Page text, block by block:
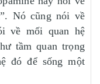
Nó cũng nói về
về mối quan hệ
tầm quan trọng
đó để sống một